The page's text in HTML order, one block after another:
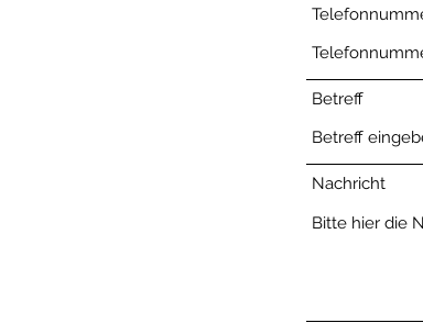
Betreff
Nachricht